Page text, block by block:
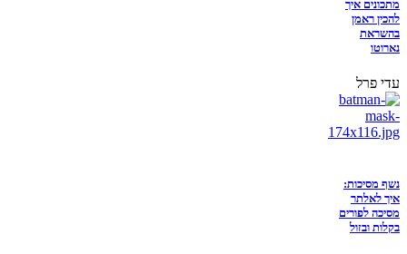
מתכונים איך
להכין ראמן
בהשראת
נארוטו
עדי פרל
נשף מסיכות:
איך לאלתר
מסיכה לפורים
בקלות ובזול